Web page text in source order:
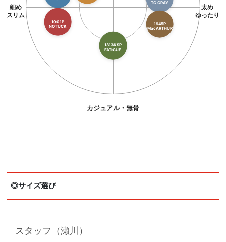
カジュアル・無骨
細め
スリム
太め
ゆったり
1001P
NOTUCK
1313KSP
FATIGUE
TC GRAY
1945P
MacARTHUR
◎サイズ選び
スタッフ（瀬川）